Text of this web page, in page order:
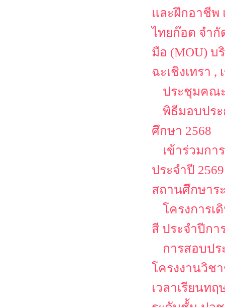
และฝึกอาชีพ
ไทยก๊อต จำกั
มือ (MOU) บ
ฉะเชิงเทรา
ประชุมคณ
พิธีมอบประ
ศึกษา 2568
เข้าร่วมกา
ประจำปี
สถานศึกษาร
โครงการเ
สี ประจำปีกา
การสอบปร
โครงงานวิช
เวลาเรียนท